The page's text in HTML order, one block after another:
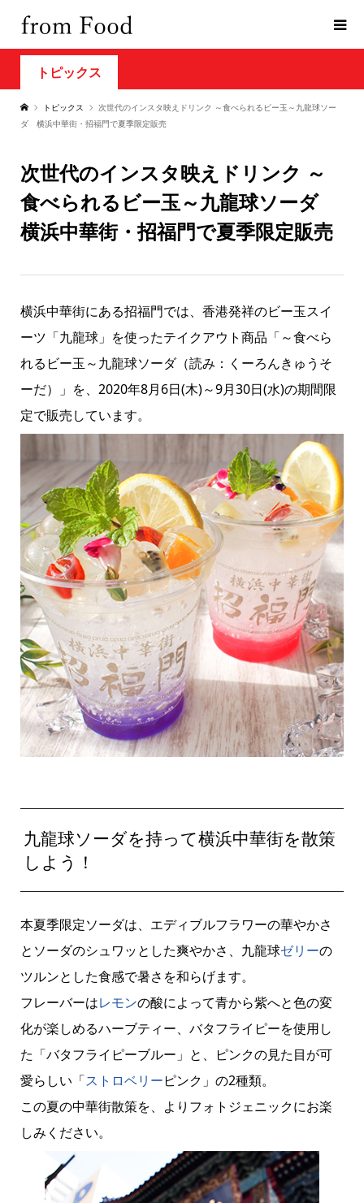
トピックス
トピックス
次世代のインスタ映えドリンク ～食べられるビー玉～九龍球ソー
ダ 横浜中華街・招福門で夏季限定販売
次世代のインスタ映えドリンク ～
食べられるビー玉～九龍球ソーダ
横浜中華街・招福門で夏季限定販売
横浜中華街にある招福門では、香港発祥のビー玉スイ
ーツ「九龍球」を使ったテイクアウト商品「～食べら
れるビー玉～九龍球ソーダ（読み：くーろんきゅうそ
ーだ）」を、2020年8月6日(木)～9月30日(水)の期間限
定で販売しています。
九龍球ソーダを持って横浜中華街を散策
しよう！
本夏季限定ソーダは、エディブルフラワーの華やかさ
とソーダのシュワッとした爽やかさ、九龍球ゼリーの
ツルンとした食感で暑さを和らげます。
フレーバーはレモンの酸によって青から紫へと色の変
化が楽しめるハーブティー、バタフライピーを使用し
た「バタフライピーブルー」と、ピンクの見た目が可
愛らしい「ストロベリーピンク」の2種類。
この夏の中華街散策を、よりフォトジェニックにお楽
しみください。